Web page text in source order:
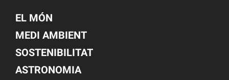
EL MÓN
MEDI AMBIENT
SOSTENIBILITAT
ASTRONOMIA